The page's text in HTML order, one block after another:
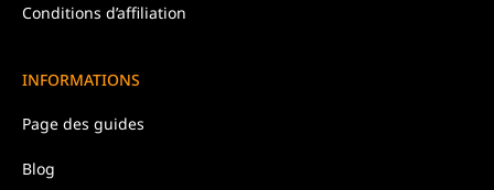
Conditions d’affiliation
INFORMATIONS
Page des guides
Blog